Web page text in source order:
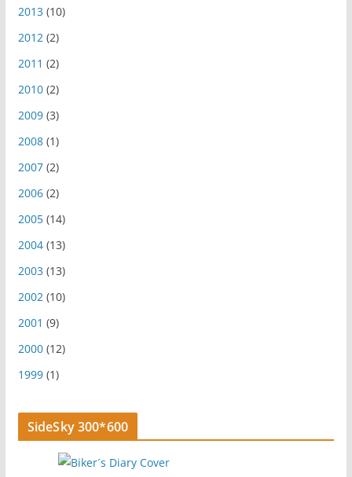
2013 (10)
2012(2)
2011 (2)
2010(2)
2009(3)
2008(1)
2007(2)
2006(2)
2005(14)
2004(13)
2003 (13)
2002(10)
2001 (9)
2000(12)
1999(1)
SideSky 300*600